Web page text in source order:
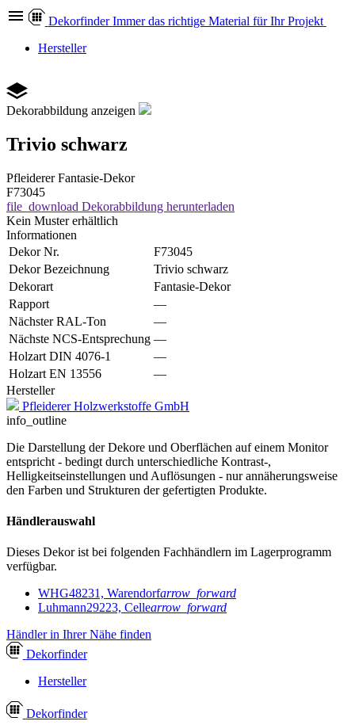
Dekorfinder Immer das richtige Material für Ihr Projekt
Hersteller
Dekorabbildung anzeigen
Trivio schwarz
Pfleiderer Fantasie-Dekor
F73045
file_download Dekorabbildung herunterladen
Kein Muster erhältlich
Informationen
Dekor Nr.
F73045
Dekor Bezeichnung
Trivio schwarz
Dekorart
Fantasie-Dekor
Rapport
—
Nächster RAL-Ton
—
Nächste NCS-Entsprechung —
Holzart DIN 4076-1
—
Holzart EN 13556
—
Hersteller
Pfleiderer Holzwerkstoffe GmbH
info_outline
Die Darstellung der Dekore und Oberflächen auf einem Monitor
entspricht - bedingt durch unterschiedliche Kontrast-,
Helligkeitseinstellungen und Auflösungen - nur annäherungsweise
den Farben und Strukturen der gefertigten Produkte.
Händlerauswahl
Dieses Dekor ist bei folgenden Fachhändlern im Lagerprogramm
verfügbar.
WHG48231, Warendorfarrow_forward
Luhmann29223, Cellearrow_forward
Händler in Ihrer Nähe finden
Dekorfinder
Hersteller
Dekorfinder